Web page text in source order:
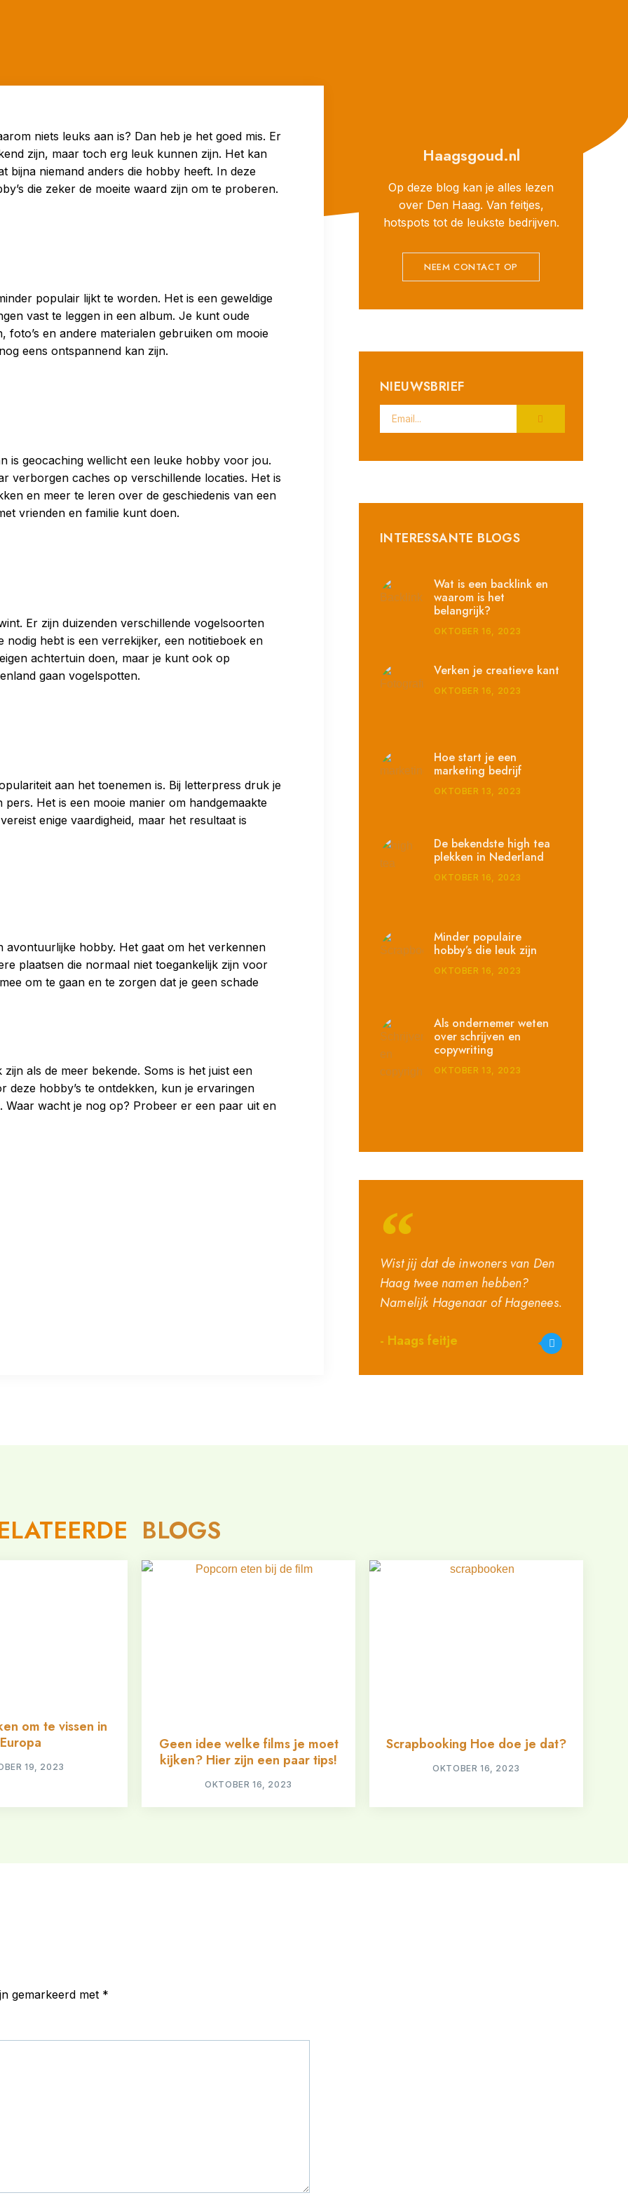
niets leuks aan is? Dan heb je het goed mis. Er
zijn, maar toch erg leuk kunnen zijn. Het kan
bijna niemand anders die hobby heeft. In deze
die zeker de moeite waard zijn om te proberen.
populair lijkt te worden. Het is een geweldige
vast te leggen in een album. Je kunt oude
en andere materialen gebruiken om mooie
eens ontspannend kan zijn.
is geocaching wellicht een leuke hobby voor jou.
verborgen caches op verschillende locaties. Het is
en meer te leren over de geschiedenis van een
vrienden en familie kunt doen.
Er zijn duizenden verschillende vogelsoorten
hebt is een verrekijker, een notitieboek en
achtertuin doen, maar je kunt ook op
gaan vogelspotten.
aan het toenemen is. Bij letterpress druk je
Het is een mooie manier om handgemaakte
enige vaardigheid, maar het resultaat is
hobby. Het gaat om het verkennen
plaatsen die normaal niet toegankelijk zijn voor
om te gaan en te zorgen dat je geen schade
als de meer bekende. Soms is het juist een
deze hobby’s te ontdekken, kun je ervaringen
Waar wacht je nog op? Probeer er een paar uit en
Haagsgoud.nl
Op deze blog kan je alles lezen
over Den Haag. Van feitjes,
hotspots tot de leukste bedrijven.
NEEM CONTACT OP
NIEUWSBRIEF
INTERESSANTE BLOGS
Wat is een backlink en
waarom is het
belangrijk?
OKTOBER 16, 2023
Verken je creatieve kant
OKTOBER 16, 2023
Hoe start je een
marketing bedrijf
OKTOBER 13, 2023
De bekendste high tea
plekken in Nederland
OKTOBER 16, 2023
Minder populaire
hobby’s die leuk zijn
OKTOBER 16, 2023
Als ondernemer weten
over schrijven en
copywriting
OKTOBER 13, 2023
Wist jij dat de inwoners van Den
Haag twee namen hebben?
Namelijk Hagenaar of Hagenees.
- Haags feitje
BLOGS
om te vissen in
Europa
19, 2023
Geen idee welke films je moet
kijken? Hier zijn een paar tips!
OKTOBER 16, 2023
Scrapbooking Hoe doe je dat?
OKTOBER 16, 2023
gemarkeerd met *